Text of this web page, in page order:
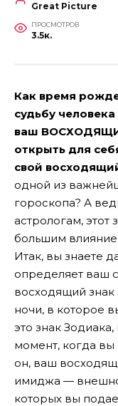
Great Picture
ПРОСМОТРОВ
3.5к.
Как время
судьбу
ваш
открыть для
свой
одной из
гороскопа? А
астрологам,
большим
Итак, вы знаете
определяет ваш
восходящий знак
ночи, в которое
это знак
момент, когда
он, ваш
имиджа —
которых вы